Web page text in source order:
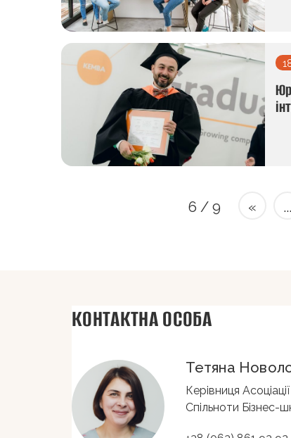
6 / 9 « ...
КОНТАКТНА ОСОБА
Тетяна
Керівниця
Спільноти Бізнес-
Змінюють Україну через зміну